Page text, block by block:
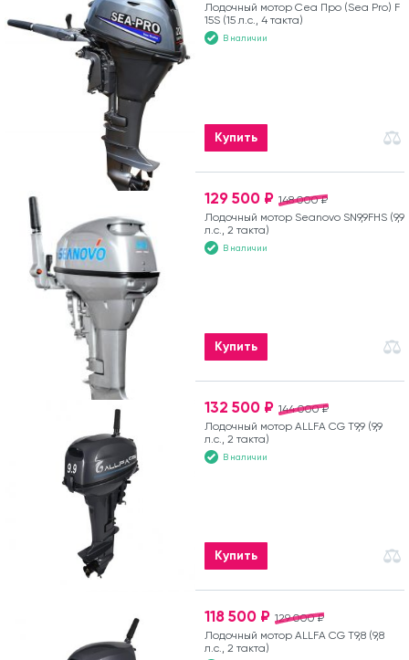
Лодочный мотор Сеа Про (Sea Pro) F
15S (15 л.с., 4 такта)
В наличии
Купить
148 000 ₽
129 500 ₽
Лодочный мотор Seanovo SN9,9FHS (9,9
л.с., 2 такта)
В наличии
Купить
144 000 ₽
132 500 ₽
Лодочный мотор ALLFA CG T9,9 (9,9
л.с., 2 такта)
В наличии
Купить
129 000 ₽
118 500 ₽
Лодочный мотор ALLFA CG T9,8 (9,8
л.с., 2 такта)